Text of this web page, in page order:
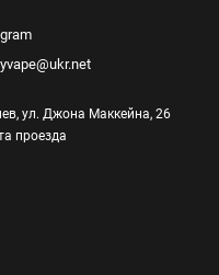
ул. Джона Маккейна, 26
проезда